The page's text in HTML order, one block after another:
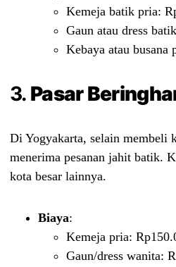
Kemeja batik pria:
Gaun atau dress
Kebaya atau busana
3. Pasar
Di Yogyakarta, selain membeli
menerima pesanan jahit batik.
kota besar lainnya.
Biaya:
Kemeja pria:
Gaun/dress wanita: